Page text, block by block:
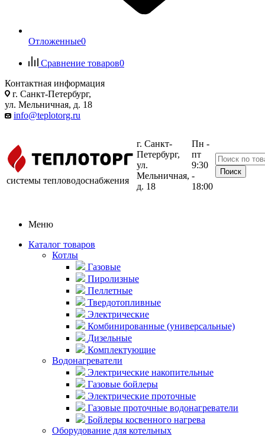
Отложенные0
Сравнение товаров0
Контактная информация
г. Санкт-Петербург,
ул. Мельничная, д. 18
info@teplotorg.ru
системы тепловодоснабжения
г. Санкт-
Петербург,
ул.
Мельничная,
д. 18
Пн -
пт
9:30
-
18:00
Меню
Каталог товаров
Котлы
Газовые
Пиролизные
Пеллетные
Твердотопливные
Электрические
Комбинированные (универсальные)
Дизельные
Комплектующие
Водонагреватели
Электрические накопительные
Газовые бойлеры
Электрические проточные
Газовые проточные водонагреватели
Бойлеры косвенного нагрева
Оборудование для котельных